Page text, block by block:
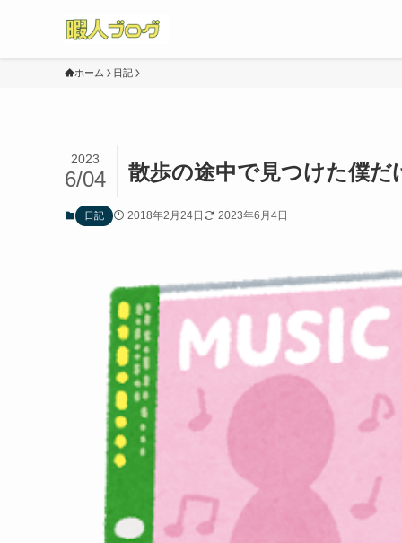
ホーム 日記
散歩の途中で見つけた僕
2023
6/04
日記 2018年2月24日 2023年6月4日